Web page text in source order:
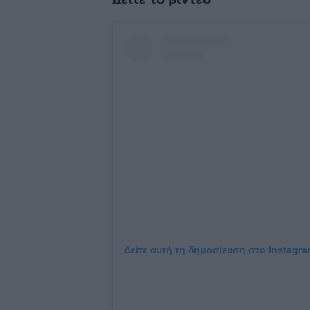
Δείτε αυτή τη δημοσίευση στο